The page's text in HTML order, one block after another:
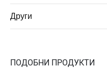
Други
ПОДОБНИ ПРОДУКТИ